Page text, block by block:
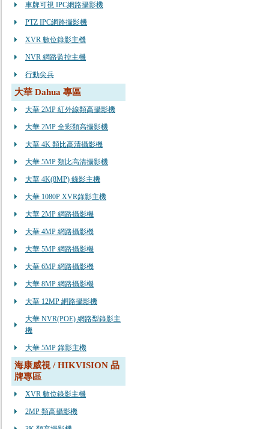
車牌可視 IPC網路攝影機
PTZ IPC網路攝影機
XVR 數位錄影主機
NVR 網路監控主機
行動尖兵
大華 Dahua 專區
大華 2MP 紅外線類高攝影機
大華 2MP 全彩類高攝影機
大華 4K 類比高清攝影機
大華 5MP 類比高清攝影機
大華 4K(8MP) 錄影主機
大華 1080P XVR錄影主機
大華 2MP 網路攝影機
大華 4MP 網路攝影機
大華 5MP 網路攝影機
大華 6MP 網路攝影機
大華 8MP 網路攝影機
大華 12MP 網路攝影機
大華 NVR(POE) 網路型錄影主
機
大華 5MP 錄影主機
海康威視 / HIKVISION 品
牌專區
XVR 數位錄影主機
2MP 類高攝影機